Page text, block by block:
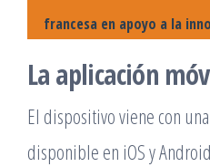
francesa en apoyo a la
La aplicación
El dispositivo viene con
disponible en iOS y